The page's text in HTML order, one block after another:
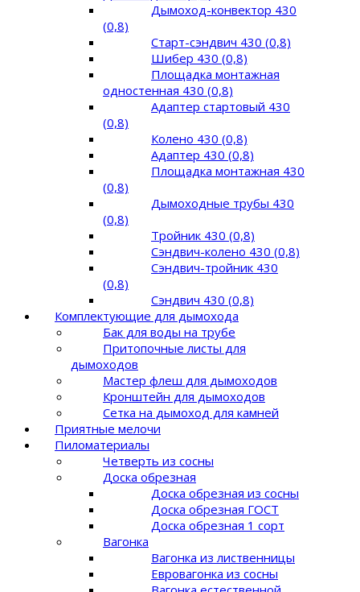
Дымоход-конвектор 430
(0,8)
Старт-сэндвич 430 (0,8)
Шибер 430 (0,8)
Площадка монтажная
одностенная 430 (0,8)
Адаптер стартовый 430
(0,8)
Колено 430 (0,8)
Адаптер 430 (0,8)
Площадка монтажная 430
(0,8)
Дымоходные трубы 430
(0,8)
Тройник 430 (0,8)
Сэндвич-колено 430 (0,8)
Сэндвич-тройник 430
(0,8)
Сэндвич 430 (0,8)
Комплектующие для дымохода
Бак для воды на трубе
Притопочные листы для
дымоходов
Мастер флеш для дымоходов
Кронштейн для дымоходов
Сетка на дымоход для камней
Приятные мелочи
Пиломатериалы
Четверть из сосны
Доска обрезная
Доска обрезная из сосны
Доска обрезная ГОСТ
Доска обрезная 1 сорт
Вагонка
Вагонка из лиственницы
Евровагонка из сосны